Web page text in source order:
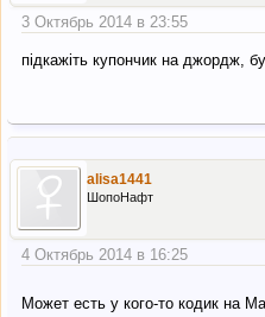
3 Октябрь 2014 в 23:55
підкажіть купончик на джордж,
alisa1441
ШопоНафт
4 Октябрь 2014 в 16:25
Может есть у кого-то кодик на